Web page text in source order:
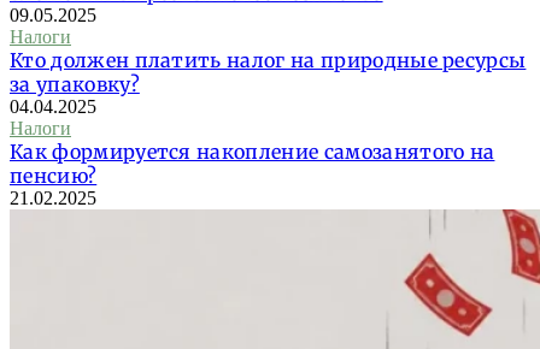
09.05.2025
Налоги
Кто должен платить налог на природные ресурсы
за упаковку?
04.04.2025
Налоги
Как формируется накопление самозанятого на
пенсию?
21.02.2025